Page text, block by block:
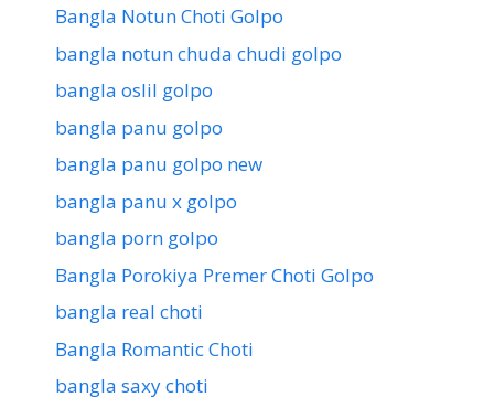
Bangla Notun Choti Golpo
bangla notun chuda chudi golpo
bangla oslil golpo
bangla panu golpo
bangla panu golpo new
bangla panu x golpo
bangla porn golpo
Bangla Porokiya Premer Choti Golpo
bangla real choti
Bangla Romantic Choti
bangla saxy choti